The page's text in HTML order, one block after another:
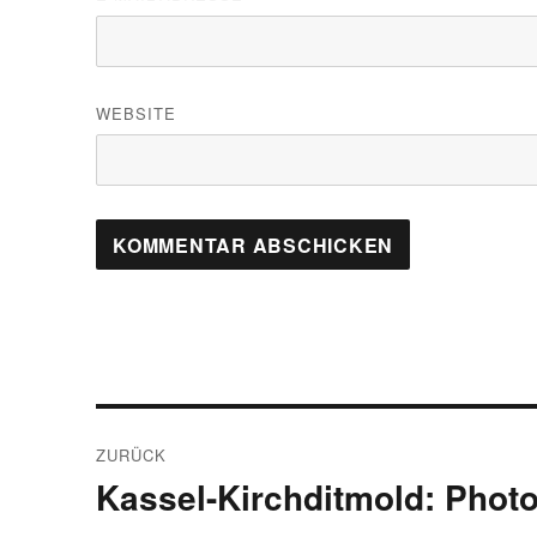
WEBSITE
ZURÜCK
Vorheriger
Kassel-Kirchditmold: